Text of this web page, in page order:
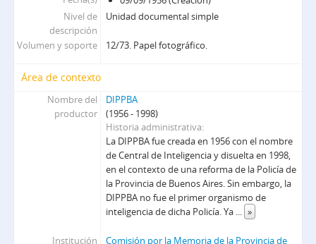
cpc - Comités PC
er - Éxodo a Rusia
DE - Mesa DE
DS - Mesa Ds
R - Mesa Referencia
E - Mesa extranjeros
T - Mesa Toxicomanía
G - Mesa G
S - Mesa S
D - Mesa Doctrina
F - Mesa F
Nivel de
descripción
Unidad documental simple
Volumen y soporte 12/73. Papel fotográfico.
Área de contexto
Nombre del
productor
DIPPBA
(1956 - 1998)
Historia administrativa
La DIPPBA fue creada en 1956 con el nombre
de Central de Inteligencia y disuelta en 1998,
en el contexto de una reforma de la Policía de
la Provincia de Buenos Aires. Sin embargo, la
DIPPBA no fue el primer organismo de
inteligencia de dicha Policía. Ya ... »
Institución
Comisión por la Memoria de la Provincia de